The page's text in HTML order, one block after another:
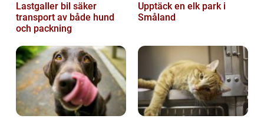
Lastgaller bil säker
transport av både hund
och packning
Upptäck en elk park i
Småland